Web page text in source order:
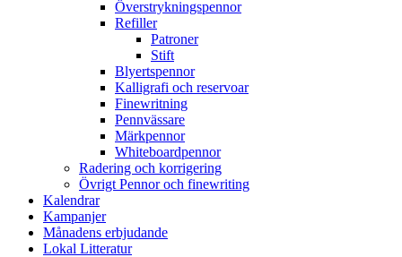
Överstrykningspennor
Refiller
Patroner
Stift
Blyertspennor
Kalligrafi och reservoar
Finewritning
Pennvässare
Märkpennor
Whiteboardpennor
Radering och korrigering
Övrigt Pennor och finewriting
Kalendrar
Kampanjer
Månadens erbjudande
Lokal Litteratur